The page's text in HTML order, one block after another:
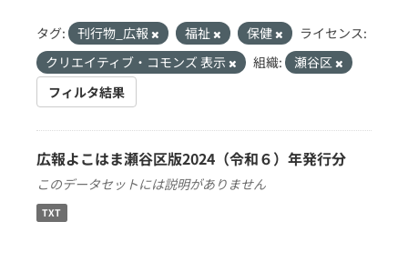
タグ: 刊行物_広報 福祉 保健
ライセンス:
クリエイティブ・コモンズ 表示
組織:
瀬谷区
フィルタ結果
広報よこはま瀬谷区版2024（令和６）年発行分
このデータセットには説明がありません
TXT